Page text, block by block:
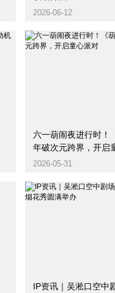
2026-06-12
六一葫闹夜进行时！
年破次元跨界，开启
2026-05-31
IP资讯｜吴淞口空中